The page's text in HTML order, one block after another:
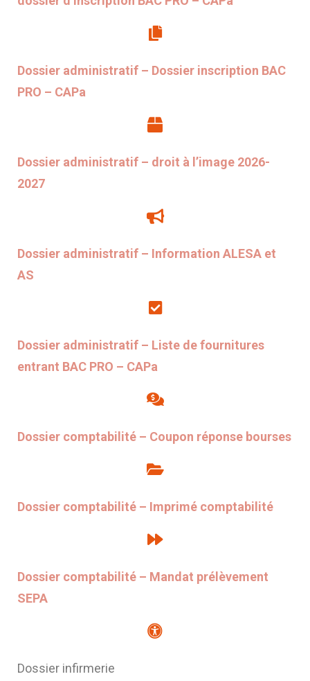
Dossier administratif – Dossier inscription BAC
PRO – CAPa
Dossier administratif – droit à l’image 2026-
2027
Dossier administratif – Information ALESA et
AS
Dossier administratif – Liste de fournitures
entrant BAC PRO – CAPa
Dossier comptabilité – Coupon réponse bourses
Dossier comptabilité – Imprimé comptabilité
Dossier comptabilité – Mandat prélèvement
SEPA
Dossier infirmerie